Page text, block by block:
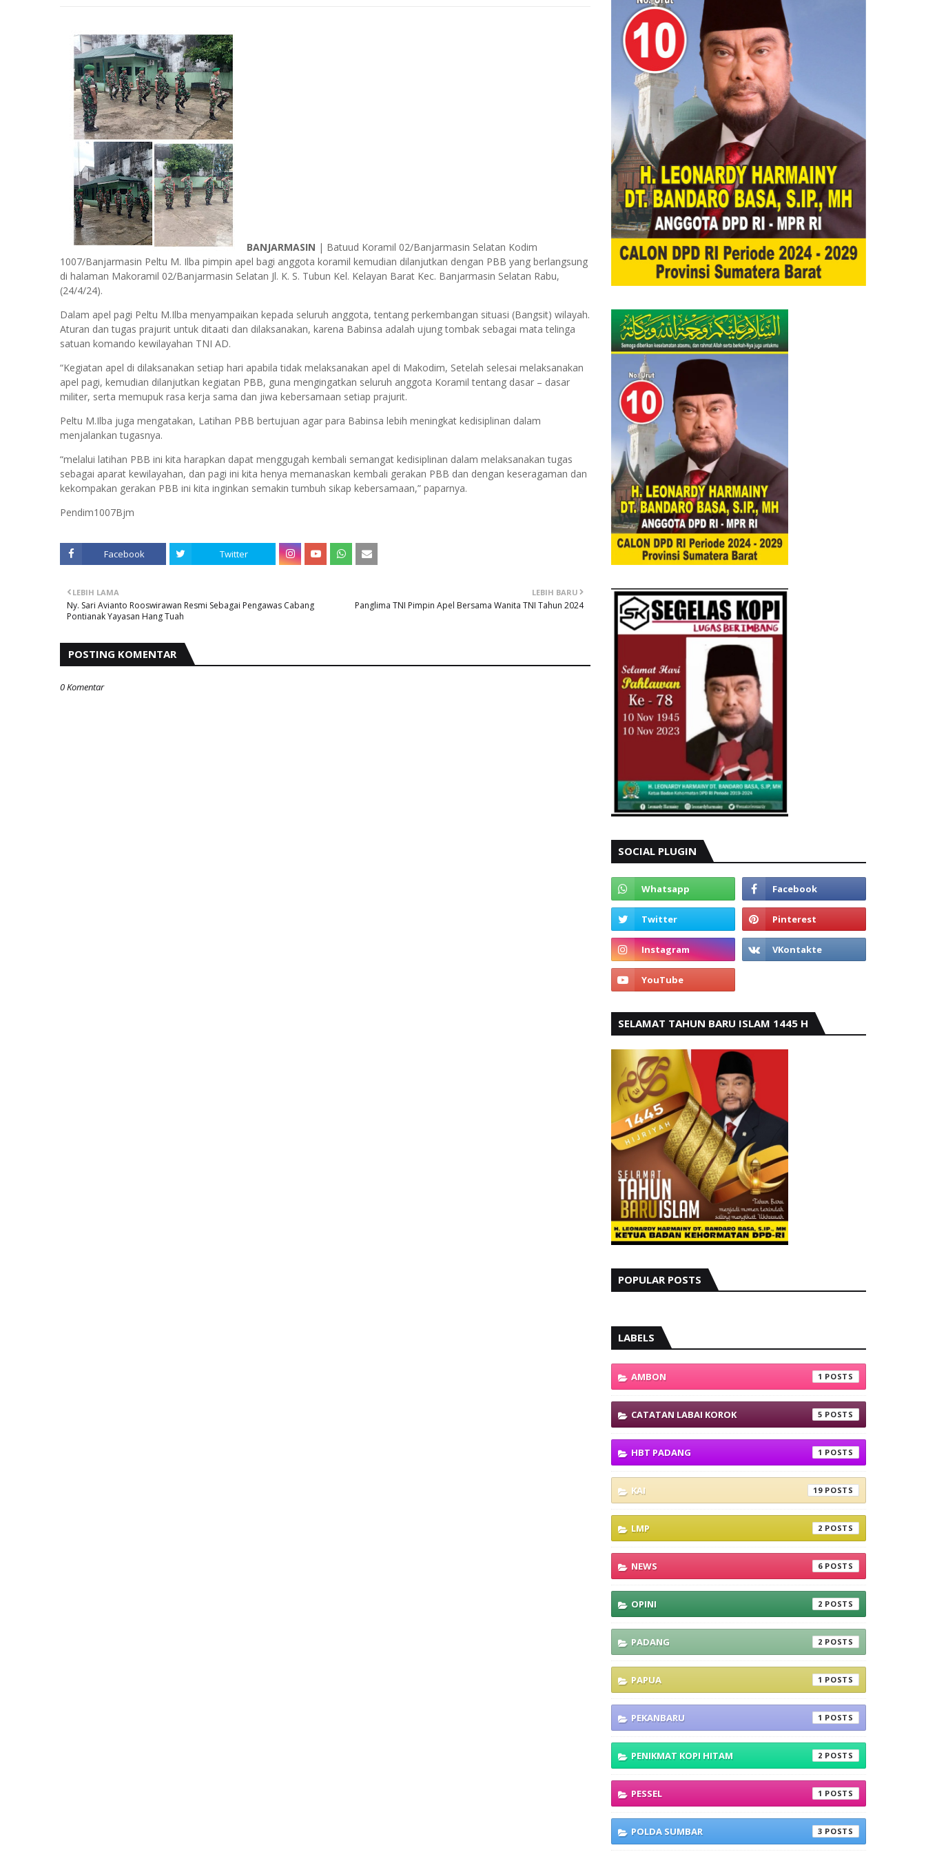
BANJARMASIN | Batuud Koramil 02/Banjarmasin Selatan Kodim
1007/Banjarmasin Peltu M. Ilba pimpin apel bagi anggota koramil kemudian dilanjutkan dengan PBB yang berlangsung
di halaman Makoramil 02/Banjarmasin Selatan Jl. K. S. Tubun Kel. Kelayan Barat Kec. Banjarmasin Selatan Rabu,
(24/4/24).
Dalam apel pagi Peltu M.Ilba menyampaikan kepada seluruh anggota, tentang perkembangan situasi (Bangsit) wilayah.
Aturan dan tugas prajurit untuk ditaati dan dilaksanakan, karena Babinsa adalah ujung tombak sebagai mata telinga
satuan komando kewilayahan TNI AD.
“Kegiatan apel di dilaksanakan setiap hari apabila tidak melaksanakan apel di Makodim, Setelah selesai melaksanakan
apel pagi, kemudian dilanjutkan kegiatan PBB, guna mengingatkan seluruh anggota Koramil tentang dasar – dasar
militer, serta memupuk rasa kerja sama dan jiwa kebersamaan setiap prajurit.
Peltu M.Ilba juga mengatakan, Latihan PBB bertujuan agar para Babinsa lebih meningkat kedisiplinan dalam
menjalankan tugasnya.
“melalui latihan PBB ini kita harapkan dapat menggugah kembali semangat kedisiplinan dalam melaksanakan tugas
sebagai aparat kewilayahan, dan pagi ini kita henya memanaskan kembali gerakan PBB dan dengan keseragaman dan
kekompakan gerakan PBB ini kita inginkan semakin tumbuh sikap kebersamaan,” paparnya.
Pendim1007Bjm
Facebook Twitter
LEBIH BARU
Panglima TNI Pimpin Apel Bersama Wanita TNI Tahun 2024
LEBIH LAMA
Ny. Sari Avianto Rooswirawan Resmi Sebagai Pengawas Cabang
Pontianak Yayasan Hang Tuah
POSTING KOMENTAR
0 Komentar
SOCIAL PLUGIN
SELAMAT TAHUN BARU ISLAM 1445 H
POPULAR POSTS
LABELS
AMBON 1
CATATAN LABAI KOROK 5
HBT PADANG 1
KAI 19
LMP 2
NEWS 6
OPINI 2
PADANG 2
PAPUA 1
PEKANBARU 1
PENIKMAT KOPI HITAM 2
PESSEL 1
POLDA SUMBAR 3